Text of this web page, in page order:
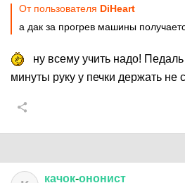
От пользователя DiHeart
а дак за прогрев машины
ну всему учить надо!
минуты руку у печки держать не
качок-ононист